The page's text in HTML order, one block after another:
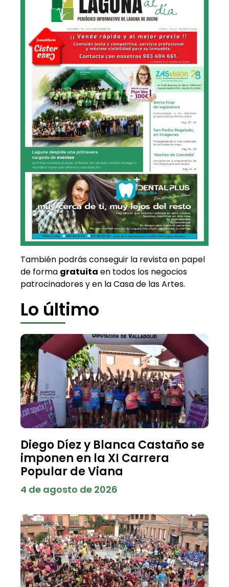
También podrás conseguir la revista en papel
de forma gratuita en todos los negocios
patrocinadores y en la Casa de las Artes.
Lo último
Diego Díez y Blanca Castaño se
imponen en la XI Carrera
Popular de Viana
4 de agosto de 2026